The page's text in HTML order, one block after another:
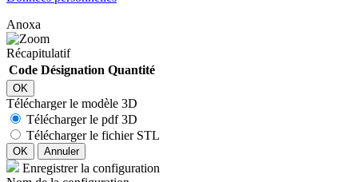
Anoxa
Récapitulatif
Code Désignation Quantité
OK
Télécharger le modèle 3D
Télécharger le pdf 3D
Télécharger le fichier STL
OK Annuler
Enregistrer la configuration